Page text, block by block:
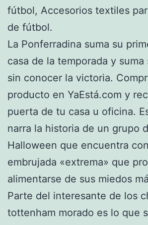
fútbol, Accesorios textiles
de fútbol.
La Ponferradina suma su
casa de la temporada y suma
sin conocer la victoria.
producto en YaEstá.com y
puerta de tu casa u oficina.
narra la historia de un grupo
Halloween que encuentra
embrujada «extrema» que
alimentarse de sus miedos
Parte del interesante de los
tottenham morado es lo que